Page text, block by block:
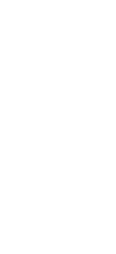
，我終於實現相機自由啦✨
略待查收！